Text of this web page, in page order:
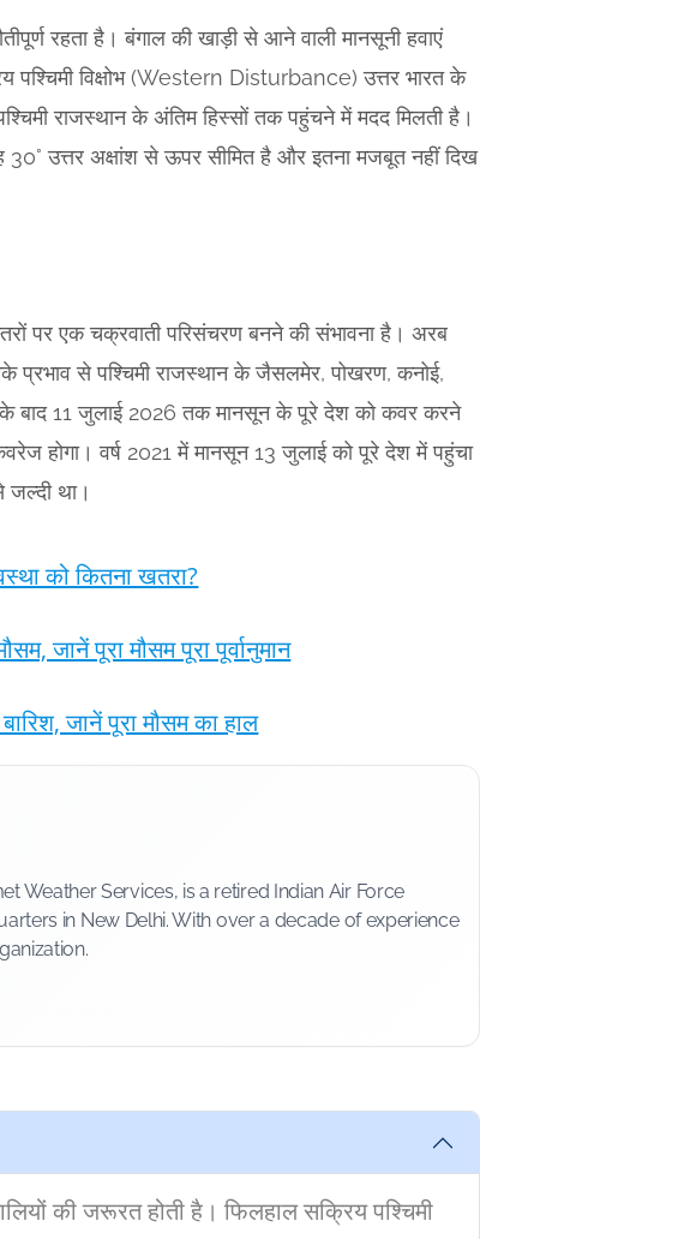
रहता है। बंगाल की खाड़ी से आने वाली मानसूनी हवाएं
पश्चिमी विक्षोभ (Western Disturbance) उत्तर भारत के
राजस्थान के अंतिम हिस्सों तक पहुंचने में मदद मिलती है।
30° उत्तर अक्षांश से ऊपर सीमित है और इतना मजबूत नहीं दिख
पर एक चक्रवाती परिसंचरण बनने की संभावना है। अरब
प्रभाव से पश्चिमी राजस्थान के जैसलमेर, पोखरण, कनोई,
बाद 11 जुलाई 2026 तक मानसून के पूरे देश को कवर करने
होगा। वर्ष 2021 में मानसून 13 जुलाई को पूरे देश में पहुंचा
था।
को कितना खतरा?
जानें पूरा मौसम पूरा पूर्वानुमान
जानें पूरा मौसम का हाल
Weather Services, is a retired Indian Air Force
in New Delhi. With over a decade of experience
की जरूरत होती है। फिलहाल सक्रिय पश्चिमी